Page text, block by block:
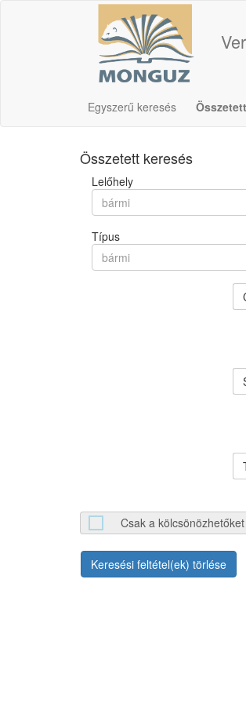
Egyszerű keresés
Összetett keresés
Lelőhely
bármi
Típus
bármi
Csak a kölcsönözhetőket
Keresési feltétel(ek) törlése